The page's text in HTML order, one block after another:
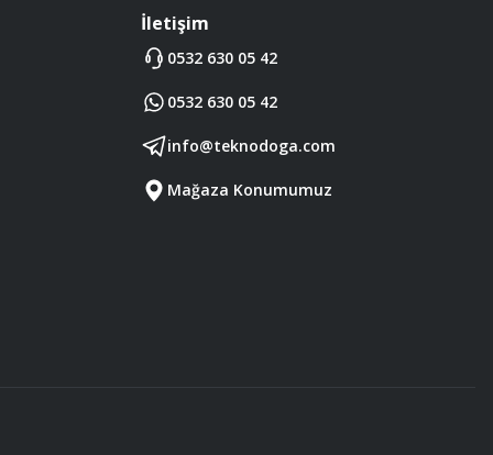
İletişim
0532 630 05 42
0532 630 05 42
info@teknodoga.com
Mağaza Konumumuz